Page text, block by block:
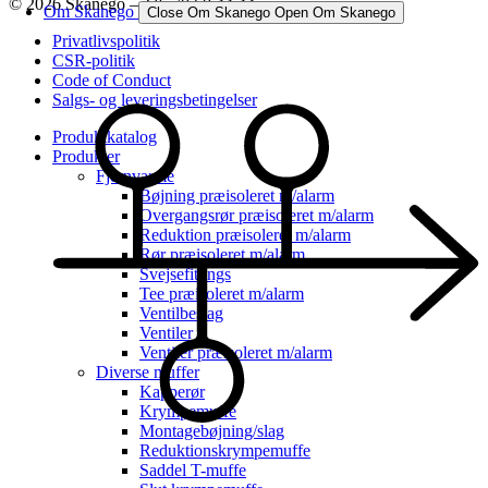
Om Skanego Close Om Skanego Open Om Skanego
Privatlivspolitik
CSR-politik
Code of Conduct
Salgs- og leveringsbetingelser
Produktkatalog
Produkter
Fjernvarme
Bøjning præisoleret m/alarm
Overgangsrør præisoleret m/alarm
Reduktion præisoleret m/alarm
Rør præisoleret m/alarm
Svejsefittings
Tee præisoleret m/alarm
Ventilbeslag
Ventiler
Ventiler præisoleret m/alarm
Diverse muffer
Kapperør
Krympemuffe
Montagebøjning/slag
Reduktionskrympemuffe
Saddel T-muffe